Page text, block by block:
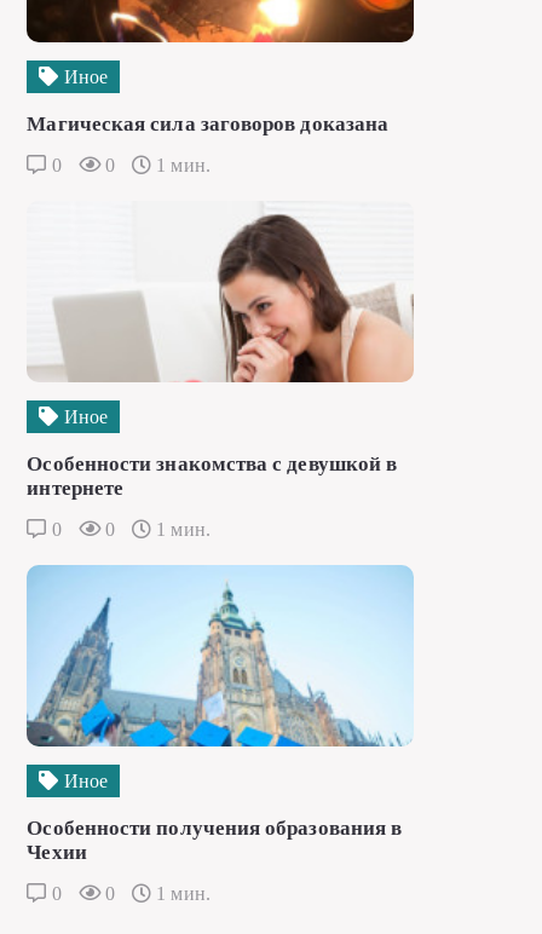
Иное
Магическая сила заговоров доказана
0 0 1 мин.
Иное
Особенности знакомства с девушкой в
интернете
0 0 1 мин.
Иное
Особенности получения образования в
Чехии
0 0 1 мин.